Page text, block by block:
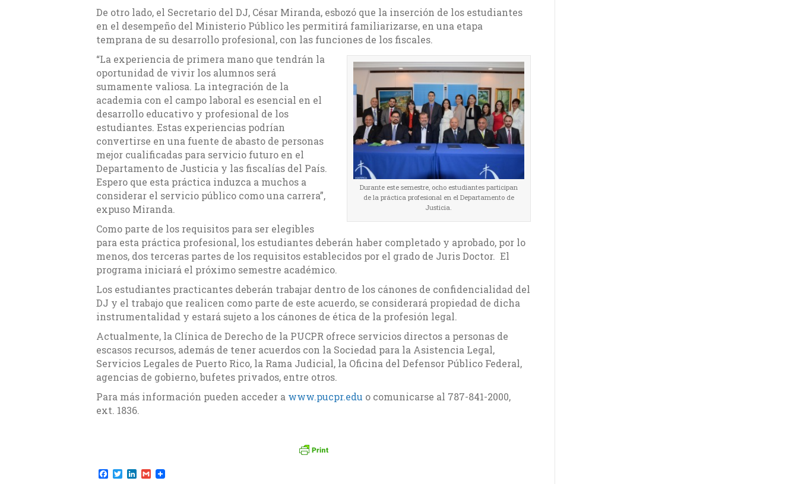
De otro lado, el Secretario del DJ, César Miranda, esbozó que la inserción de los estudiantes
en el desempeño del Ministerio Público les permitirá familiarizarse, en una etapa
temprana de su desarrollo profesional, con las funciones de los fiscales.
Durante este semestre, ocho estudiantes participan
de la práctica profesional en el Departamento de
Justicia.
“La experiencia de primera mano que tendrán la
oportunidad de vivir los alumnos será
sumamente valiosa. La integración de la
academia con el campo laboral es esencial en el
desarrollo educativo y profesional de los
estudiantes. Estas experiencias podrían
convertirse en una fuente de abasto de personas
mejor cualificadas para servicio futuro en el
Departamento de Justicia y las fiscalías del País.
Espero que esta práctica induzca a muchos a
considerar el servicio público como una carrera”,
expuso Miranda.
Como parte de los requisitos para ser elegibles
para esta práctica profesional, los estudiantes deberán haber completado y aprobado, por lo
menos, dos terceras partes de los requisitos establecidos por el grado de Juris Doctor. El
programa iniciará el próximo semestre académico.
Los estudiantes practicantes deberán trabajar dentro de los cánones de confidencialidad del
DJ y el trabajo que realicen como parte de este acuerdo, se considerará propiedad de dicha
instrumentalidad y estará sujeto a los cánones de ética de la profesión legal.
Actualmente, la Clínica de Derecho de la PUCPR ofrece servicios directos a personas de
escasos recursos, además de tener acuerdos con la Sociedad para la Asistencia Legal,
Servicios Legales de Puerto Rico, la Rama Judicial, la Oficina del Defensor Público Federal,
agencias de gobierno, bufetes privados, entre otros.
Para más información pueden acceder a www.pucpr.edu o comunicarse al 787-841-2000,
ext. 1836.
F T L G